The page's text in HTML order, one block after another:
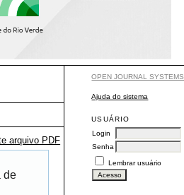
OPEN JOURNAL SYSTEMS
Ajuda do sistema
USUÁRIO
Login
Senha
Lembrar usuário
arquivo PDF
de